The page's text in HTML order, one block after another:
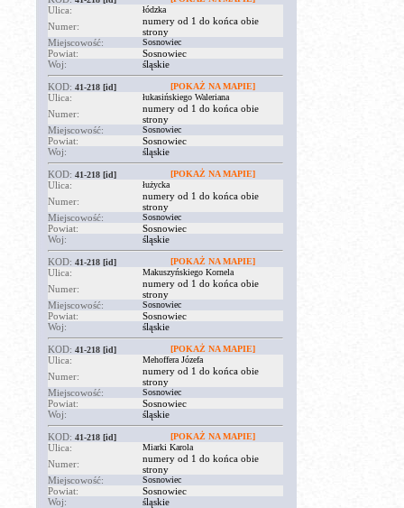
Ulica: łódzka
Numer:
numery od 1 do końca obie
strony
Miejscowość:
Sosnowiec
Powiat:
Sosnowiec
Woj:
śląskie
KOD: 41-218 [id] [POKAŻ NA MAPIE]
Ulica: łukasińskiego Waleriana
Numer:
numery od 1 do końca obie
strony
Miejscowość:
Sosnowiec
Powiat:
Sosnowiec
Woj:
śląskie
KOD: 41-218 [id] [POKAŻ NA MAPIE]
Ulica: łużycka
Numer:
numery od 1 do końca obie
strony
Miejscowość:
Sosnowiec
Powiat:
Sosnowiec
Woj:
śląskie
KOD: 41-218 [id] [POKAŻ NA MAPIE]
Ulica: Makuszyńskiego Kornela
Numer:
numery od 1 do końca obie
strony
Miejscowość:
Sosnowiec
Powiat:
Sosnowiec
Woj:
śląskie
KOD: 41-218 [id] [POKAŻ NA MAPIE]
Ulica: Mehoffera Józefa
Numer:
numery od 1 do końca obie
strony
Miejscowość:
Sosnowiec
Powiat:
Sosnowiec
Woj:
śląskie
KOD: 41-218 [id] [POKAŻ NA MAPIE]
Ulica: Miarki Karola
Numer:
numery od 1 do końca obie
strony
Miejscowość:
Sosnowiec
Powiat:
Sosnowiec
Woj:
śląskie